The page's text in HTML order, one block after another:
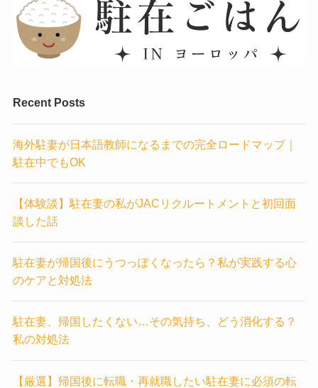
Recent Posts
海外駐妻が日本語教師になるまでの完全ロードマップ｜
駐在中でもOK
【体験談】駐在妻の私がJACリクルートメントと初回面
談した話
駐在妻が帰国後にうつっぽくなったら？私が実践する心
のケアと対処法
駐在妻、帰国したくない…その気持ち、どう消化する？
私の対処法
【厳選】帰国後に転職・再就職したい駐在妻に必須の転